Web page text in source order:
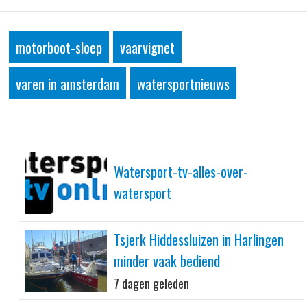
motorboot-sloep
vaarvignet
varen in amsterdam
watersportnieuws
Watersport-tv-alles-over-
watersport
Tsjerk Hiddessluizen in Harlingen
minder vaak bediend
7 dagen geleden